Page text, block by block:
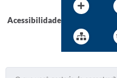
Acessibilidade